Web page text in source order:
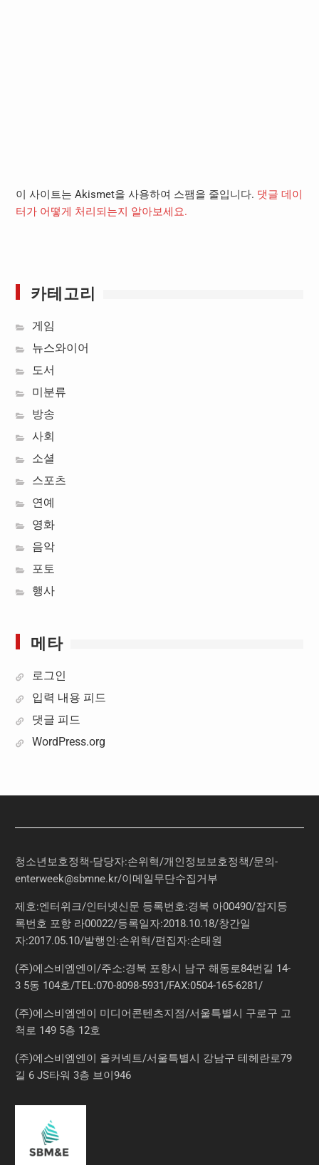
이 사이트는 Akismet을 사용하여 스팸을 줄입니다. 댓글 데이
터가 어떻게 처리되는지 알아보세요.
카테고리
게임
뉴스와이어
도서
미분류
방송
사회
소셜
스포츠
연예
영화
음악
포토
행사
메타
로그인
입력 내용 피드
댓글 피드
WordPress.org
청소년보호정책-담당자:손위혁/개인정보보호정책/문의-
enterweek@sbmne.kr/이메일무단수집거부
제호:엔터위크/인터넷신문 등록번호:경북 아00490/잡지등
록번호 포항 라00022/등록일자:2018.10.18/창간일
자:2017.05.10/발행인:손위혁/편집자:손태원
(주)에스비엠엔이/주소:경북 포항시 남구 해동로84번길 14-
3 5동 104호/TEL:070-8098-5931/FAX:0504-165-6281/
(주)에스비엠엔이 미디어콘텐츠지점/서울특별시 구로구 고
척로 149 5층 12호
(주)에스비엠엔이 올커넥트/서울특별시 강남구 테헤란로79
길 6 JS타워 3층 브이946